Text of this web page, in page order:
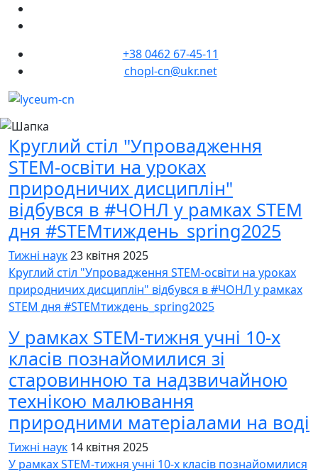
+38 0462 67-45-11
chopl-cn@ukr.net
Круглий стіл "Упровадження
STEM-освіти на уроках
природничих дисциплін"
відбувся в #ЧОНЛ у рамках STEM
дня #STEMтиждень_spring2025
Тижні наук23 квітня 2025
Круглий стіл "Упровадження STEM-освіти на уроках
природничих дисциплін" відбувся в #ЧОНЛ у рамках
STEM дня #STEMтиждень_spring2025
У рамках STEM-тижня учні 10-х
класів познайомилися зі
старовинною та надзвичайною
технікою малювання
природними матеріалами на воді
Тижні наук 14 квітня 2025
У рамках STEM-тижня учні 10-х класів познайомилися